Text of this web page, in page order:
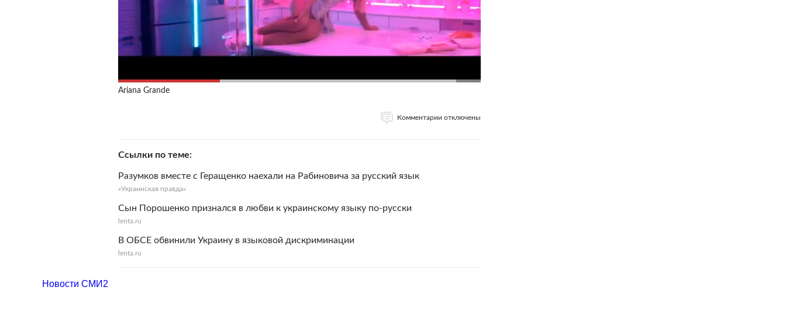
Ariana Grande
Комментарии отключены
Ссылки по теме
Разумков вместе с Геращенко наехали на Рабиновича за русский язык
«Украинская правда»
Сын Порошенко признался в любви к украинскому языку по-русски
lenta.ru
В ОБСЕ обвинили Украину в языковой дискриминации
lenta.ru
Новости СМИ2